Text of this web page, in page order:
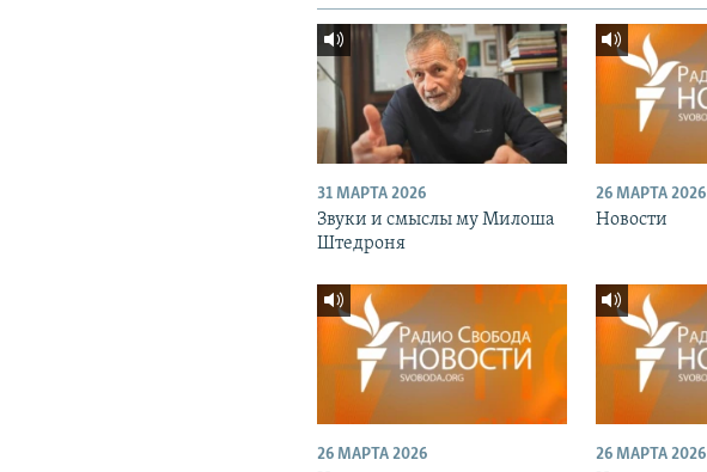
31 МАРТА 2026
Звуки и смыслы му Милоша
Штедроня
26 МАРТА 2026
Новости
26 МАРТА 2026 26 МАРТА 2026